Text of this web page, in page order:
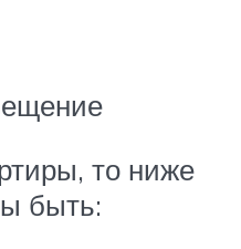
то ниже
быть: